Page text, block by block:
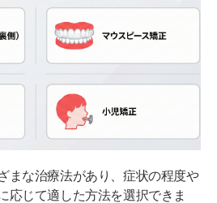
まな治療法があり、症状の程度や
応じて適した方法を選択できま